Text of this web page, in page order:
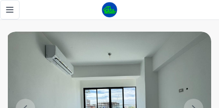
Toggle navigation menu
Evaristo Morales , Apartamento de 2 Habitaciones, 2